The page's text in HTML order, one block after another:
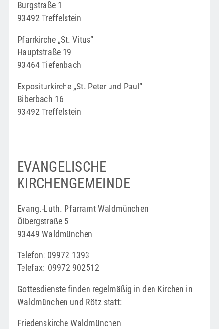
Burgstraße 1
93492 Treffelstein
Pfarrkirche „St. Vitus“
Hauptstraße 19
93464 Tiefenbach
Expositurkirche „St. Peter und Paul“
Biberbach 16
93492 Treffelstein
EVANGELISCHE
KIRCHENGEMEINDE
Evang.-Luth. Pfarramt Waldmünchen
Ölbergstraße 5
93449 Waldmünchen
Telefon: 09972 1393
Telefax: 09972 902512
Gottesdienste finden regelmäßig in den Kirchen in
Waldmünchen und Rötz statt:
Friedenskirche Waldmünchen